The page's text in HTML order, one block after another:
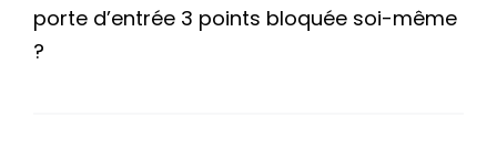
porte d’entrée 3 points bloquée soi-même
?